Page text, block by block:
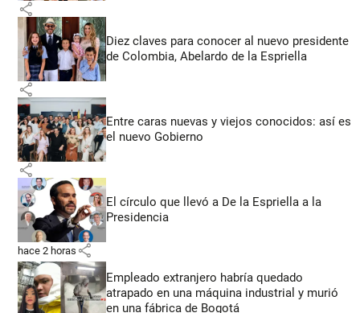
share
Diez claves para conocer al nuevo presidente
de Colombia, Abelardo de la Espriella
share
Entre caras nuevas y viejos conocidos: así es
el nuevo Gobierno
share
El círculo que llevó a De la Espriella a la
Presidencia
hace 2 horas share
Empleado extranjero habría quedado
atrapado en una máquina industrial y murió
en una fábrica de Bogotá